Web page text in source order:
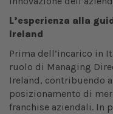
L’esperienza alla
Ireland
Prima dell’incarico in
ruolo di Managing
Ireland, contribuendo
posizionamento di
franchise aziendali. In